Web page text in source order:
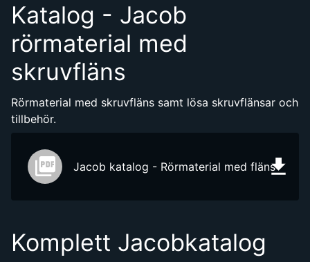
Katalog - Jacob
rörmaterial med
skruvfläns
Rörmaterial med skruvfläns samt lösa skruvflänsar och
tillbehör.
Jacob katalog - Rörmaterial med fläns
Komplett Jacobkatalog